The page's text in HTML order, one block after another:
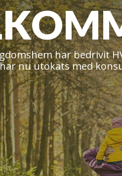
har bedrivit
nu utökats med